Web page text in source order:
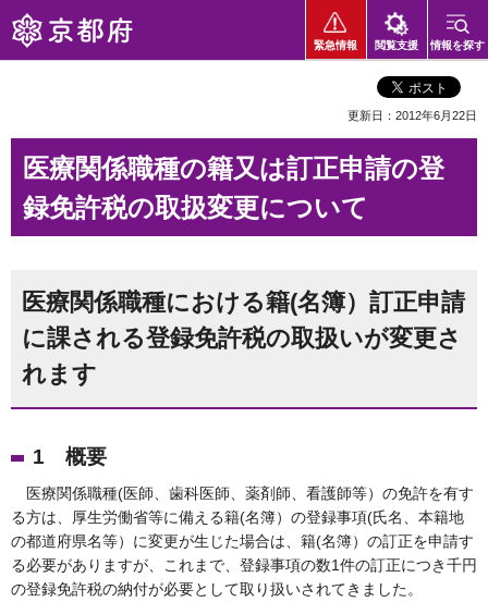
京都府
緊急情報 閲覧支援 情報を探す
更新日：2012年6月22日
医療関係職種の籍又は訂正申請の登
録免許税の取扱変更について
医療関係職種における籍(名簿）訂正申請
に課される登録免許税の取扱いが変更さ
れます
1 概要
医療関係職種(医師、歯科医師、薬剤師、看護師等）の免許を有す
る方は、厚生労働省等に備える籍(名簿）の登録事項(氏名、本籍地
の都道府県名等）に変更が生じた場合は、籍(名簿）の訂正を申請す
る必要がありますが、これまで、登録事項の数1件の訂正につき千円
の登録免許税の納付が必要として取り扱いされてきました。